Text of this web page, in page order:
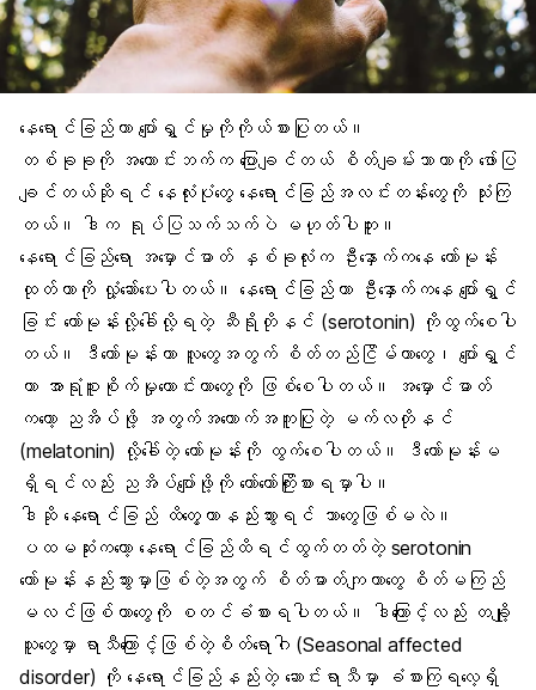
နေရောင်ခြည်ဟာ ပျော်ရွှင်မှုကိုကိုယ်စားပြုတယ်။
တစ်ခုခုကို အကောင်းဘက်က ပြောချင်တယ် စိတ်ချမ်းသာတာကို ဖော်ပြ
ချင်တယ်ဆိုရင် နေလုံးပုံတွေ နေရောင်ခြည်အလင်းတန်းတွေကို သုံးကြ
တယ်။ ဒါက ရုပ်ပြသက်သက်ပဲ မဟုတ်ပါဘူး။
နေရောင်ခြည်ရော အမှောင်ဓာတ် နှစ်ခုလုံးက ဦးနှောက်ကနေ ဟော်မုန်း
ထုတ်တာကို လှုံ့ဆော်ပေးပါတယ်။ နေရောင်ခြည်ဟာ ဦးနှောက်ကနေ ပျော်ရွှင်
ခြင်း ဟော်မုန်း လို့ခေါ်လို့ရတဲ့ ဆီရိုတိုနင် (serotonin) ကိုထွက်စေပါ
တယ်။ ဒီဟော်မုန်းဟာ လူတွေအတွက် စိတ်တည်ငြိမ်တာတွေ၊ ပျော်ရွှင်
တာ အာရုံစူးစိုက်မှုကောင်းတာတွေကို ဖြစ်စေပါတယ်။ အမှောင်ဓာတ်
ကတော့ ညအိပ်ဖို့ အတွက်အထောက်အကူပြုတဲ့ မက်လတိုနင်
(melatonin) လို့ခေါ်တဲ့ ဟော်မုန်းကို ထွက်စေပါတယ်။ ဒီဟော်မုန်းမ
ရှိရင်လည်း ညအိပ်ပျော်ဖို့ကို တော်တော်ကြိုးစားရမှာပါ။
ဒါဆို နေရောင်ခြည် ထိတွေ့တာနည်းသွားရင် ဘာတွေဖြစ်မလဲ။
ပထမဆုံးကတော့ နေရောင်ခြည်ထိရင်ထွက်တတ်တဲ့ serotonin
ဟော်မုန်းနည်းသွားမှာဖြစ်တဲ့အတွက် စိတ်ဓာတ်ကျတာတွေ စိတ်မကြည်
မလင်ဖြစ်တာတွေကို စတင်ခံစားရပါတယ်။ ဒါကြောင့်လည်း တချိုု့
သူတွေမှာ ရာသီကြောင့်ဖြစ်တဲ့စိတ်ရောဂါ (Seasonal affected
disorder) ကို နေရောင်ခြည်နည်းတဲ့ ဆောင်းရာသီမှာ ခံစားကြရလေ့ရှိ